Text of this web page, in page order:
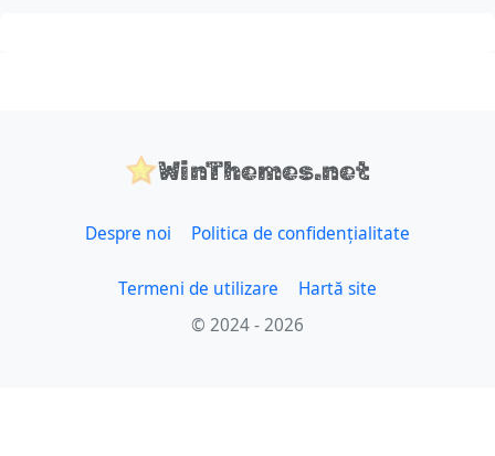
WinThemes.net
Despre noi Politica de confidențialitate
Termeni de utilizare
Hartă site
© 2024 - 2026